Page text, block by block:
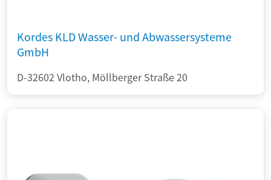
Kordes KLD Wasser- und Abwassersysteme
GmbH
D-32602 Vlotho, Möllberger Straße 20